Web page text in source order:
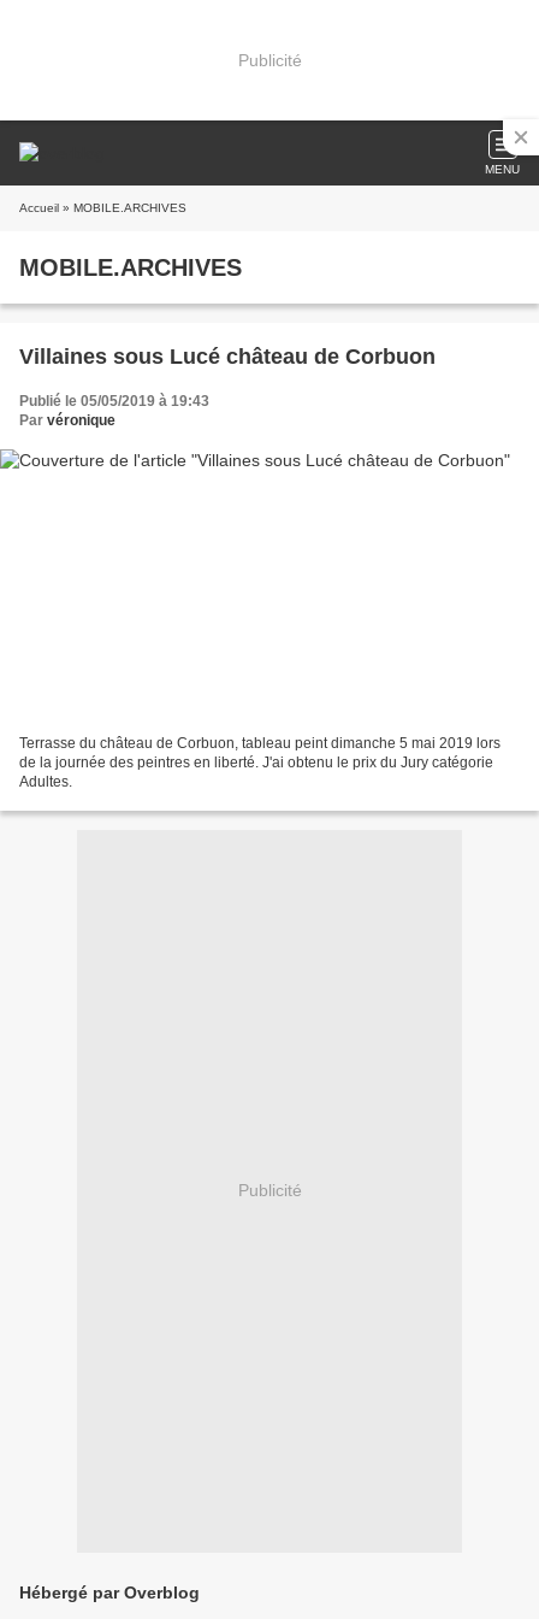
Publicité
MENU
Accueil » MOBILE.ARCHIVES
MOBILE.ARCHIVES
Villaines sous Lucé château de Corbuon
Publié le 05/05/2019 à 19:43
Par véronique
Terrasse du château de Corbuon, tableau peint dimanche 5 mai 2019 lors
de la journée des peintres en liberté. J'ai obtenu le prix du Jury catégorie
Adultes.
Publicité
Hébergé par Overblog